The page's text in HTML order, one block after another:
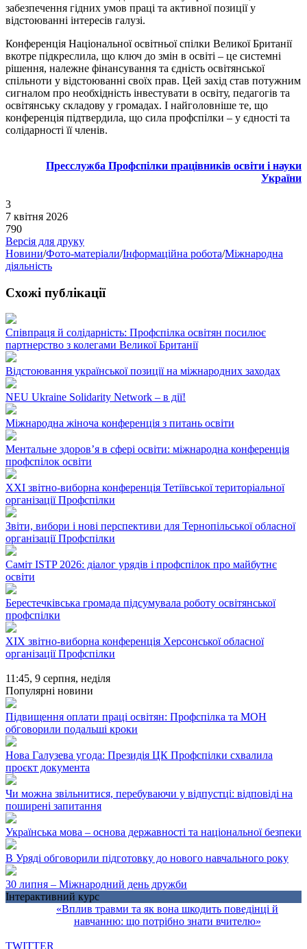
забезпечення гідних умов праці та активної позиції у
відстоюванні інтересів галузі.
Конференція Національної освітньої спілки Великої Британії
вкотре підкреслила, що ключ до змін в освіті – це системні
рішення, належне фінансування та єдність освітянської
спільноти у відстоюванні своїх прав. Цей захід став потужним
сигналом про необхідність інвестувати в освіту, педагогів та
освітянську складову у громадах. І найголовніше те, що
конференція підтвердила, що сила профспілки – у єдності та
солідарності її членів.
Пресслужба Профспілки працівників освіти і науки
України
3
7 квітня 2026
790
Версія для друку
Новини/Фото-матеріали/Інформаційна робота/Міжнародна
діяльність
Схожі публікації
Співпраця й солідарність: Профспілка освітян посилює
партнерство з колегами Великої Британії
Відстоювання української позиції на міжнародних заходах
NEU Ukraine Solidarity Network – в дії!
Міжнародна жіноча конференція з питань освіти
Ментальне здоров’я в сфері освіти: міжнародна конференція
профспілок освіти
ХХІ звітно-виборна конференція Тетіївської територіальної
організації Профспілки
Звіти, вибори і нові перспективи для Тернопільської обласної
організації Профспілки
Саміт ISTP 2026: діалог урядів і профспілок про майбутнє
освіти
Берестечківська громада підсумувала роботу освітянської
профспілки
ХІХ звітно-виборна конференція Херсонської обласної
організації Профспілки
11:45, 9 серпня, неділя
Популярні новини
Підвищення оплати праці освітян: Профспілка та МОН
обговорили подальші кроки
Нова Галузева угода: Президія ЦК Профспілки схвалила
проєкт документа
Чи можна звільнитися, перебуваючи у відпустці: відповіді на
поширені запитання
Українська мова – основа державності та національної безпеки
В Уряді обговорили підготовку до нового навчального року
30 липня – Міжнародний день дружби
Інтерактивний курс
«Вплив травми та як вона шкодить поведінці й
навчанню: що потрібно знати вчителю»
TWITTER